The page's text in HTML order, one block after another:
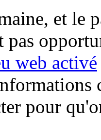
et le
pas
web activé
pour